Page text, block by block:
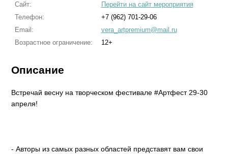
Сайт:
Перейти на сайт мероприятия
Телефон:
+7 (962) 701-29-06
Email:
vera_artpremium@mail.ru
Возрастное ограничение:
12+
Описание
Встречай весну на творческом фестивале #Артфест 29-30
апреля!
- Авторы из самых разных областей представят вам свои